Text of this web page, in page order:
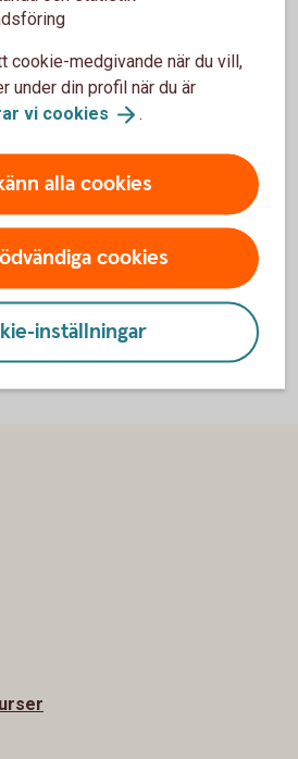
och
sakförsäkring
cookie-medgivande när du vill,
under din profil när du är
vi cookies .
alla cookies
cookies
inställningar